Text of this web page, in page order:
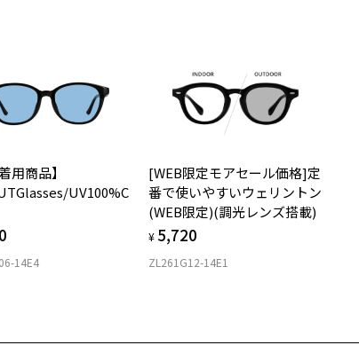
ー：Z-ASH_BE60F/ブラウン系
材質：プラスチック
材質：プラスチック
率：0.1%以下
※ISO12312-1基準
ンターメスティック
タマーサポート
013-883
ングラスに関する注意事項＞
お持ちのZoffメガネサイズを確認するには？
法
の横幅：約142mm
の縦幅：約46mm
レンズを外した重さ
2 視力測定無料
の変化を早めに発見するために、定期的な視力測定をおす
3 かかり具合調整無料
ームの歪みやかかり具合の調整・クリーニングは、全国の
舗にていつでも対応いたします。
度数情報がわからない方へ＞
「レンズ交換券」をお選びいただくと、実店舗で度数を測定
ズ（標準セットレンズ）へ無料交換いただけます。
ら
数を測定いただけます
用商品】
UV100%C
14E4
[WEB限定モアセール価格]定
番で使いやすいウェリントン
(WEB限定)(調光レンズ搭載)
¥ 5,720
ZL261G12-14E1